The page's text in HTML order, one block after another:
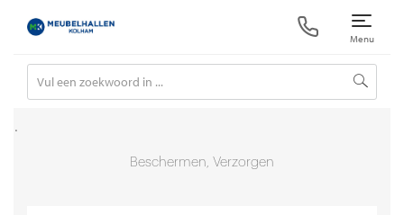
.
Beschermen, Verzorgen